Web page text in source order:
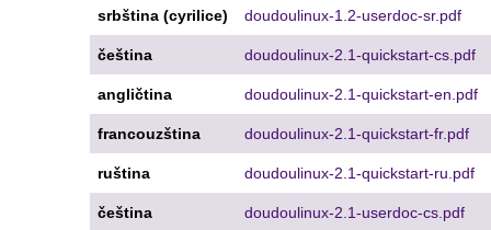
srbština (cyrilice) doudoulinux-1.2-userdoc-sr.pdf
čeština doudoulinux-2.1-quickstart-cs.pdf
angličtina doudoulinux-2.1-quickstart-en.pdf
francouzština doudoulinux-2.1-quickstart-fr.pdf
ruština doudoulinux-2.1-quickstart-ru.pdf
čeština doudoulinux-2.1-userdoc-cs.pdf